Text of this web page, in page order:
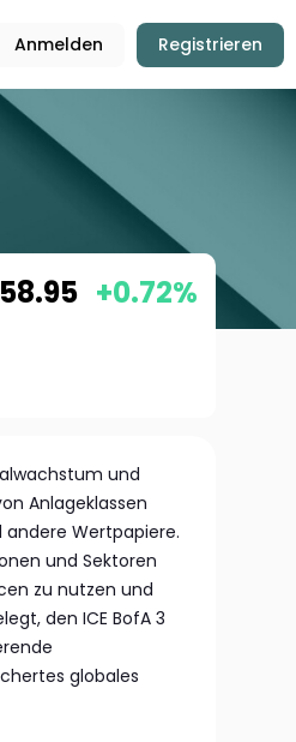
Anmelden Registrieren
+0.72%
und
Anlageklassen
Wertpapiere.
und Sektoren
zu nutzen und
den ICE BofA 3
globales